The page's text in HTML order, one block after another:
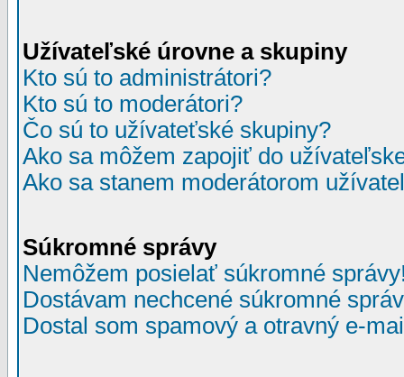
Užívateľské úrovne a skupiny
Kto sú to administrátori?
Kto sú to moderátori?
Čo sú to užívateťské skupiny?
Ako sa môžem zapojiť do
Ako sa stanem moderátorom
Súkromné správy
Nemôžem posielať súkromné
Dostávam nechcené súkromné
Dostal som spamový a otravný e-